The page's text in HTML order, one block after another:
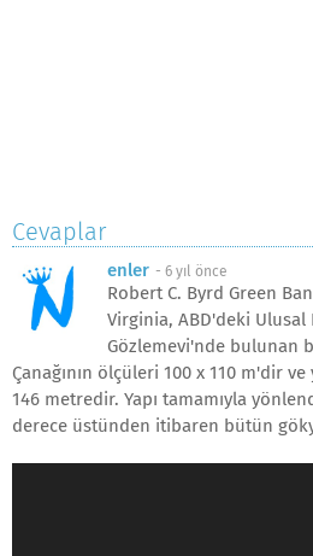
Cevaplar
enler - 6 yıl önce
Robert C. Byrd Green
Virginia, ABD'deki
Gözlemevi'nde bulunan
Çanağının ölçüleri 100 x 110 m'dir
146 metredir. Yapı tamamıyla
derece üstünden itibaren bütün